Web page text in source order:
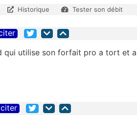
Historique Tester son débit
qui utilise son forfait pro a tort et
citer